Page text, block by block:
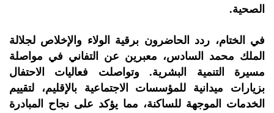
الصحية.
في الختام، ردد الحاضرون برقية الولاء والإخلاص لجلالة
الملك محمد السادس، معبرين عن التفاني في مواصلة
مسيرة التنمية البشرية. وتواصلت فعاليات الاحتفال
بزيارات ميدانية للمؤسسات الاجتماعية بالإقليم، لتقييم
الخدمات الموجهة للساكنة، مما يؤكد على نجاح المبادرة